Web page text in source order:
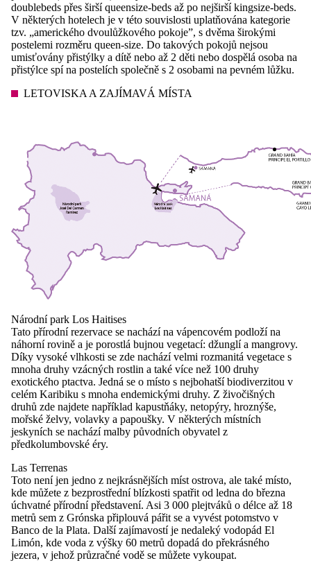
doublebeds přes širší queensize-beds až po nejširší kingsize-beds.
V některých hotelech je v této souvislosti uplatňována kategorie
tzv. „amerického dvoulůžkového pokoje”, s dvěma širokými
postelemi rozměru queen-size. Do takových pokojů nejsou
umisťovány přistýlky a dítě nebo až 2 děti nebo dospělá osoba na
přistýlce spí na postelích společně s 2 osobami na pevném lůžku.
LETOVISKA A ZAJÍMAVÁ MÍSTA
Národní park Los Haitises
Tato přírodní rezervace se nachází na vápencovém podloží na
náhorní rovině a je porostlá bujnou vegetací: džunglí a mangrovy.
Díky vysoké vlhkosti se zde nachází velmi rozmanitá vegetace s
mnoha druhy vzácných rostlin a také více než 100 druhy
exotického ptactva. Jedná se o místo s nejbohatší biodiverzitou v
celém Karibiku s mnoha endemickými druhy. Z živočišných
druhů zde najdete například kapustňáky, netopýry, hroznýše,
mořské želvy, volavky a papoušky. V některých místních
jeskyních se nachází malby původních obyvatel z
předkolumbovské éry.
Las Terrenas
Toto není jen jedno z nejkrásnějších míst ostrova, ale také místo,
kde můžete z bezprostřední blízkosti spatřit od ledna do března
úchvatné přírodní představení. Asi 3 000 plejtváků o délce až 18
metrů sem z Grónska připlouvá pářit se a vyvést potomstvo v
Banco de la Plata. Další zajímavostí je nedaleký vodopád El
Limón, kde voda z výšky 60 metrů dopadá do překrásného
jezera, v jehož průzračné vodě se můžete vykoupat.